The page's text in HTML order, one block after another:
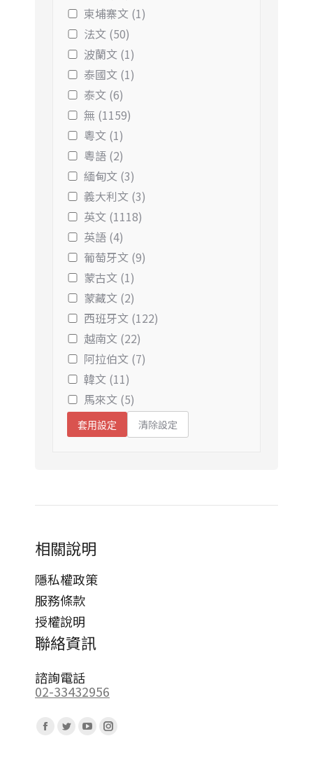
柬埔寨文 (1)
法文 (50)
波蘭文 (1)
泰國文 (1)
泰文 (6)
無 (1159)
粵文 (1)
粵語 (2)
緬甸文 (3)
義大利文 (3)
英文 (1118)
英語 (4)
葡萄牙文 (9)
蒙古文 (1)
蒙藏文 (2)
西班牙文 (122)
越南文 (22)
阿拉伯文 (7)
韓文 (11)
馬來文 (5)
套用設定 清除設定
相關說明
隱私權政策
服務條款
授權說明
聯絡資訊
諮詢電話
02-33432956
Facebook
TwitterYouTubeInstagram